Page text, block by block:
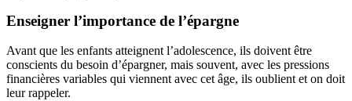
Enseigner l’importance de l’épargne
Avant que les enfants atteignent l’adolescence, ils doivent être
conscients du besoin d’épargner, mais souvent, avec les pressions
financières variables qui viennent avec cet âge, ils oublient et on doit
leur rappeler.